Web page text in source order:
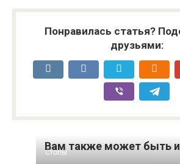
Понравилась статья?
друзьями:
Вам также может быть
Стопы